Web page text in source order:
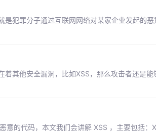
犯罪分子通过互联网网络对某家企业发起的
其他安全漏洞，比如XSS，那么攻击者还是能
意的代码，本文我们会讲解 XSS ，主要包括：